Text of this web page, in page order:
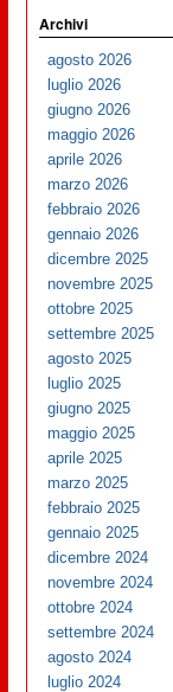
Archivi
agosto 2026
luglio 2026
giugno 2026
maggio 2026
aprile 2026
marzo 2026
febbraio 2026
gennaio 2026
dicembre 2025
novembre 2025
ottobre 2025
settembre 2025
agosto 2025
luglio 2025
giugno 2025
maggio 2025
aprile 2025
marzo 2025
febbraio 2025
gennaio 2025
dicembre 2024
novembre 2024
ottobre 2024
settembre 2024
agosto 2024
luglio 2024